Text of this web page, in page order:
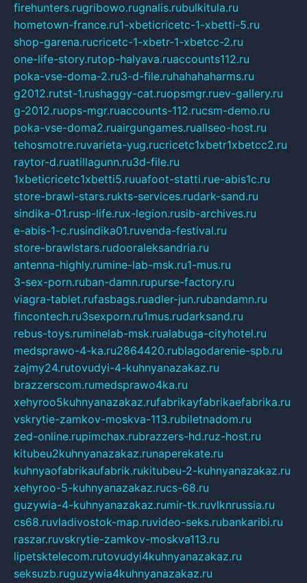
firehunters.rugribowo.rugnalis.rubulkitula.ru
hometown-france.ru1-xbeticricetc-1-xbetti-5.ru
shop-garena.rucricetc-1-xbetr-1-xbetcc-2.ru
one-life-story.rutop-halyava.ruaccounts112.ru
poka-vse-doma-2.ru3-d-file.ruhahahaharms.ru
g2012.rutst-1.rushaggy-cat.ruopsmgr.ruev-gallery.ru
g-2012.ruops-mgr.ruaccounts-112.rucsm-demo.ru
poka-vse-doma2.ruairgungames.ruallseo-host.ru
tehosmotre.ruvarieta-yug.rucricetc1xbetr1xbetcc2.ru
raytor-d.ruatillagunn.ru3d-file.ru
1xbeticricetc1xbetti5.ruuafoot-statti.rue-abis1c.ru
store-brawl-stars.rukts-services.rudark-sand.ru
sindika-01.rusp-life.rux-legion.rusib-archives.ru
e-abis-1-c.rusindika01.ruvenda-festival.ru
store-brawlstars.rudooraleksandria.ru
antenna-highly.rumine-lab-msk.ru1-mus.ru
3-sex-porn.ruban-damn.rupurse-factory.ru
viagra-tablet.rufasbags.ruadler-jun.rubandamn.ru
fincontech.ru3sexporn.ru1mus.rudarksand.ru
rebus-toys.ruminelab-msk.rualabuga-cityhotel.ru
medsprawo-4-ka.ru2864420.rublagodarenie-spb.ru
zajmy24.rutovudyi-4-kuhnyanazakaz.ru
brazzerscom.rumedsprawo4ka.ru
xehyroo5kuhnyanazakaz.rufabrikayfabrikaefabrika.ru
vskrytie-zamkov-moskva-113.rubiletnadom.ru
zed-online.rupimchax.rubrazzers-hd.ruz-host.ru
kitubeu2kuhnyanazakaz.runaperekate.ru
kuhnyaofabrikaufabrik.rukitubeu-2-kuhnyanazakaz.ru
xehyroo-5-kuhnyanazakaz.rucs-68.ru
guzywia-4-kuhnyanazakaz.rumir-tk.ruvlknrussia.ru
cs68.ruvladivostok-map.ruvideo-seks.rubankaribi.ru
raszar.ruvskrytie-zamkov-moskva113.ru
lipetsktelecom.rutovudyi4kuhnyanazakaz.ru
seksuzb.ruguzywia4kuhnyanazakaz.ru